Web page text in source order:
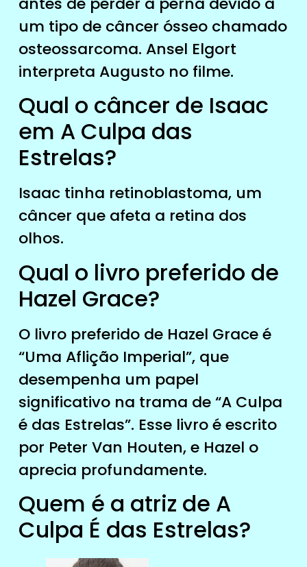
um tipo de câncer ósseo chamado
osteossarcoma. Ansel Elgort
interpreta Augusto no filme.
Qual o câncer de Isaac
em A Culpa das
Estrelas?
Isaac tinha retinoblastoma, um
câncer que afeta a retina dos
olhos.
Qual o livro preferido de
Hazel Grace?
O livro preferido de Hazel Grace é
“Uma Aflição Imperial”, que
desempenha um papel
significativo na trama de “A Culpa
é das Estrelas”. Esse livro é escrito
por Peter Van Houten, e Hazel o
aprecia profundamente.
Quem é a atriz de A
Culpa É das Estrelas?